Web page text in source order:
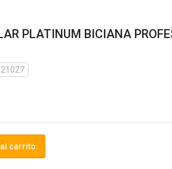
PLATINUM BICIANA
carrito